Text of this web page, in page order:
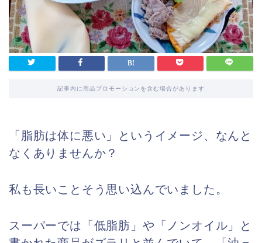
記事内に商品プロモーションを含む場合があります
「脂肪は体に悪い」というイメージ、なんと
なくありませんか？
私も長いことそう思い込んでいました。
スーパーでは「低脂肪」や「ノンオイル」と